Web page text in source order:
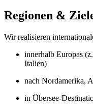
Regionen &
Wir realisieren
innerhalb Europas
Italien)
nach Nordamerika,
in